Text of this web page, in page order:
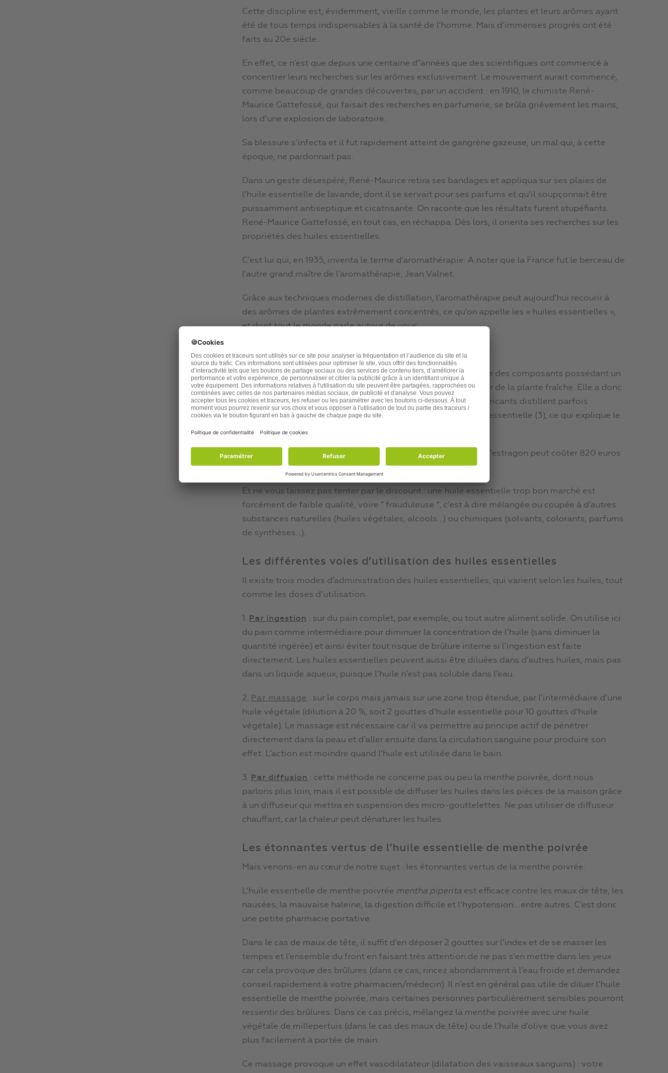
Cette discipline est, évidemment, vieille comme le monde, les plantes et leurs arômes ayant
été de tous temps indispensables à la santé de l’homme. Mais d’immenses progrès ont été
faits au 20e siècle.
En effet, ce n’est que depuis une centaine d”années que des scientifiques ont commencé à
concentrer leurs recherches sur les arômes exclusivement. Le mouvement aurait commencé,
comme beaucoup de grandes découvertes, par un accident : en 1910, le chimiste René-
Maurice Gattefossé, qui faisait des recherches en parfumerie, se brûla grièvement les mains,
lors d’une explosion de laboratoire.
Sa blessure s’infecta et il fut rapidement atteint de gangrène gazeuse, un mal qui, à cette
époque, ne pardonnait pas.
Dans un geste désespéré, René-Maurice retira ses bandages et appliqua sur ses plaies de
l’huile essentielle de lavande, dont il se servait pour ses parfums et qu’il soupçonnait être
puissamment antiseptique et cicatrisante. On raconte que les résultats furent stupéfiants.
René-Maurice Gattefossé, en tout cas, en réchappa. Dès lors, il orienta ses recherches sur les
propriétés des huiles essentielles.
C’est lui qui, en 1935, inventa le terme d’aromathérapie. A noter que la France fut le berceau de
l’autre grand maître de l’aromathérapie, Jean Valnet.
Grâce aux techniques modernes de distillation, l’aromathérapie peut aujourd’hui recourir à
des arômes de plantes extrêmement concentrés, ce qu’on appelle les « huiles essentielles »,
et dont tout le monde parle autour de vous…
Les huiles essentielles
L’huile essentielle est le principe actif, c’est-à-dire l’ensemble des composants possédant un
effet thérapeutique, qui est récolté par distillation à la vapeur de la plante fraîche. Elle a donc
l’odeur de la plante, mais en beaucoup plus puissant. Les fabricants distillent parfois
plusieurs tonnes de plantes pour obtenir un seul litre d’huile essentielle (3), ce qui explique le
prix exorbitant de certaines huiles.
Ainsi, un litre d’huile essentielle d’une plante aussi bête que l’estragon peut coûter 820 euros
!
Et ne vous laissez pas tenter par le discount : une huile essentielle trop bon marché est
forcément de faible qualité, voire ” frauduleuse “, c’est à dire mélangée ou coupée à d’autres
substances naturelles (huiles végétales, alcools…) ou chimiques (solvants, colorants, parfums
de synthèses…).
Les différentes voies d’utilisation des huiles essentielles
Il existe trois modes d’administration des huiles essentielles, qui varient selon les huiles, tout
comme les doses d’utilisation.
1. Par ingestion : sur du pain complet, par exemple, ou tout autre aliment solide. On utilise ici
du pain comme intermédiaire pour diminuer la concentration de l’huile (sans diminuer la
quantité ingérée) et ainsi éviter tout risque de brûlure interne si l’ingestion est faite
directement. Les huiles essentielles peuvent aussi être diluées dans d’autres huiles, mais pas
dans un liquide aqueux, puisque l’huile n’est pas soluble dans l’eau.
2. Par massage : sur le corps mais jamais sur une zone trop étendue, par l’intermédiaire d’une
huile végétale (dilution à 20 %, soit 2 gouttes d’huile essentielle pour 10 gouttes d’huile
végétale). Le massage est nécessaire car il va permettre au principe actif de pénétrer
directement dans la peau et d’aller ensuite dans la circulation sanguine pour produire son
effet. L’action est moindre quand l’huile est utilisée dans le bain.
3. Par diffusion : cette méthode ne concerne pas ou peu la menthe poivrée, dont nous
parlons plus loin, mais il est possible de diffuser les huiles dans les pièces de la maison grâce
à un diffuseur qui mettra en suspension des micro-gouttelettes. Ne pas utiliser de diffuseur
chauffant, car la chaleur peut dénaturer les huiles.
Les étonnantes vertus de l’huile essentielle de menthe poivrée
Mais venons-en au cœur de notre sujet : les étonnantes vertus de la menthe poivrée.
L’huile essentielle de menthe poivrée mentha piperita est efficace contre les maux de tête, les
nausées, la mauvaise haleine, la digestion difficile et l’hypotension… entre autres. C’est donc
une petite pharmacie portative.
Dans le cas de maux de tête, il suffit d’en déposer 2 gouttes sur l’index et de se masser les
tempes et l’ensemble du front en faisant très attention de ne pas s’en mettre dans les yeux
car cela provoque des brûlures (dans ce cas, rincez abondamment à l’eau froide et demandez
conseil rapidement à votre pharmacien/médecin). Il n’est en général pas utile de diluer l’huile
essentielle de menthe poivrée, mais certaines personnes particulièrement sensibles pourront
ressentir des brûlures. Dans ce cas précis, mélangez la menthe poivrée avec une huile
végétale de millepertuis (dans le cas des maux de tête) ou de l’huile d’olive que vous avez
plus facilement à portée de main.
Ce massage provoque un effet vasodilatateur (dilatation des vaisseaux sanguins) : votre